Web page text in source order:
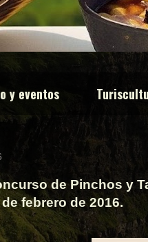
y eventos
de Pinchos y
febrero de 2016.